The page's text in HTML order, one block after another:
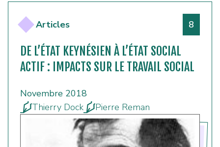
Articles Numéro
8
DE L’ÉTAT KEYNÉSIEN À L’ÉTAT SOCIAL
ACTIF : IMPACTS SUR LE TRAVAIL SOCIAL
Novembre 2018
Thierry Dock
Pierre Reman